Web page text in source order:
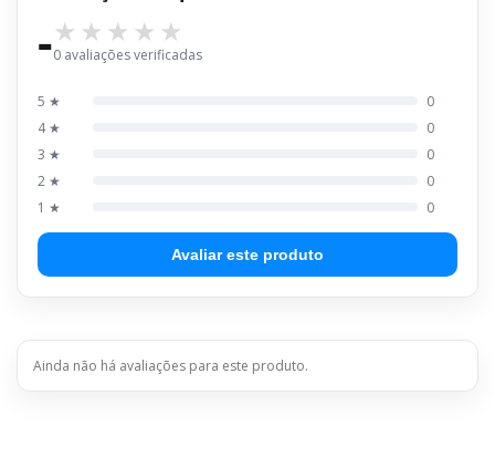
-0 avaliações verificadas
5 ★
0
4 ★
0
3 ★
0
2 ★
0
1 ★
0
Avaliar este produto
Ainda não há avaliações para este produto.